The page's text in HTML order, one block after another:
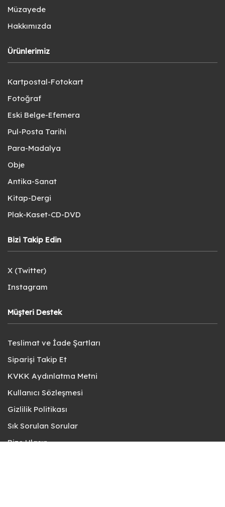
Müzayede
Hakkımızda
Ürünlerimiz
Kartpostal-Fotokart
Fotoğraf
Eski Belge-Efemera
Pul-Posta Tarihi
Para-Madalya
Obje
Antika-Sanat
Kitap-Dergi
Plak-Kaset-CD-DVD
Bizi Takip Edin
X (Twitter)
Instagram
Müşteri Destek
Teslimat ve İade Şartları
Siparişi Takip Et
KVKK Aydınlatma Metni
Kullanıcı Sözleşmesi
Gizlilik Politikası
Sık Sorulan Sorular
Bize Ulaşın